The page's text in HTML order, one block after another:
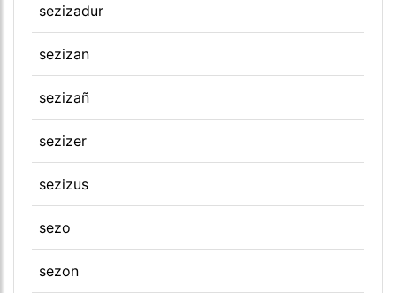
sezizadur
sezizan
sezizañ
sezizer
sezizus
sezo
sezon